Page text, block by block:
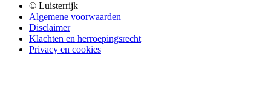
© Luisterrijk
Algemene voorwaarden
Disclaimer
Klachten en herroepingsrecht
Privacy en cookies